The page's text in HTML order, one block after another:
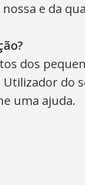
e da
dos
do
uma ajuda.